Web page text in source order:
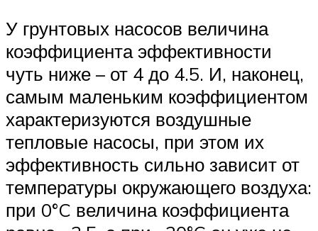
У грунтовых насосов величина
коэффициента эффективности
чуть ниже – от 4 до 4.5. И, наконец,
самым маленьким коэффициентом
характеризуются воздушные
тепловые насосы, при этом их
эффективность сильно зависит от
температуры окружающего воздуха:
при 0°C величина коэффициента